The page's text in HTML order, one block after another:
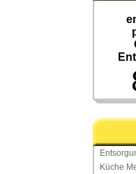
Küche